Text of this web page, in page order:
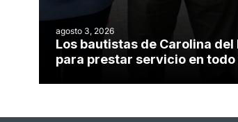
agosto 3, 2026
Los bautistas de Carolina
para prestar servicio en